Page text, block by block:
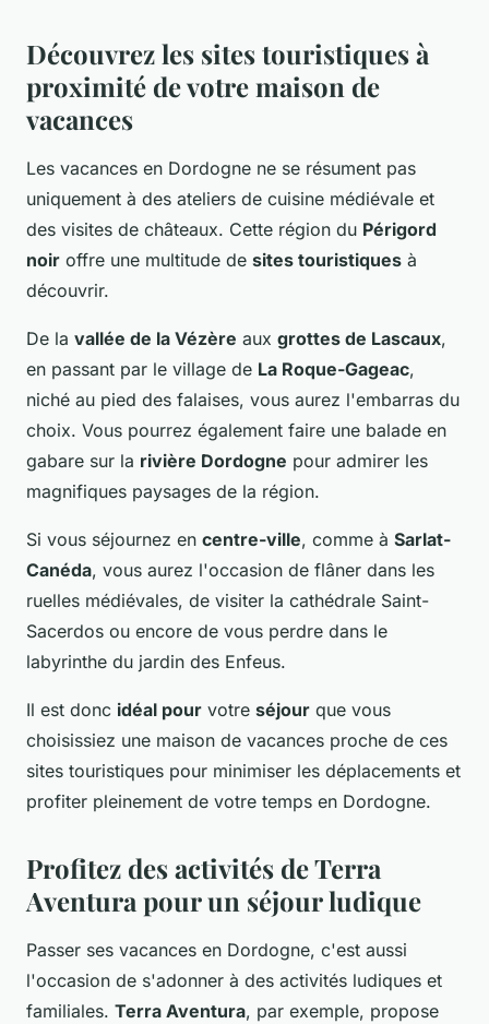
Découvrez les sites touristiques à
proximité de votre maison de
vacances
Les vacances en Dordogne ne se résument pas
uniquement à des ateliers de cuisine médiévale et
des visites de châteaux. Cette région du Périgord
noir offre une multitude de sites touristiques à
découvrir.
De la vallée de la Vézère aux grottes de Lascaux,
en passant par le village de La Roque-Gageac,
niché au pied des falaises, vous aurez l'embarras du
choix. Vous pourrez également faire une balade en
gabare sur la rivière Dordogne pour admirer les
magnifiques paysages de la région.
Si vous séjournez en centre-ville, comme à Sarlat-
Canéda, vous aurez l'occasion de flâner dans les
ruelles médiévales, de visiter la cathédrale Saint-
Sacerdos ou encore de vous perdre dans le
labyrinthe du jardin des Enfeus.
Il est donc idéal pour votre séjour que vous
choisissiez une maison de vacances proche de ces
sites touristiques pour minimiser les déplacements et
profiter pleinement de votre temps en Dordogne.
Profitez des activités de Terra
Aventura pour un séjour ludique
Passer ses vacances en Dordogne, c'est aussi
l'occasion de s'adonner à des activités ludiques et
familiales. Terra Aventura, par exemple, propose